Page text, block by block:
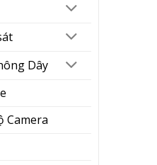
Dây
Camera